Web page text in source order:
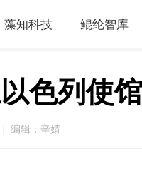
藻知科技 鲲纶智库
色列使
编辑：辛婧